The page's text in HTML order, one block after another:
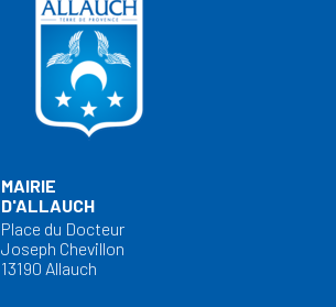
MAIRIE
D'ALLAUCH
Place du Docteur
Joseph Chevillon
13190 Allauch